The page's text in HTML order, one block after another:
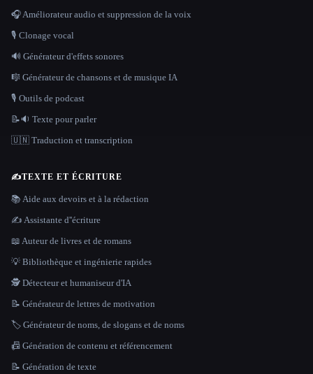
🎧 Améliorateur audio et suppression de la voix
🎙️ Clonage vocal
🔊 Générateur d'effets sonores
🎼 Générateur de chansons et de musique IA
🎙️ Outils de podcast
📝🔉 Texte pour parler
🇺🇳 Traduction et transcription
✍️TEXTE ET ÉCRITURE
📚 Aide aux devoirs et à la rédaction
✍️ Assistante d''écriture
📖 Auteur de livres et de romans
💡 Bibliothèque et ingénierie rapides
🕵️ Détecteur et humaniseur d'IA
📝 Générateur de lettres de motivation
🏷️ Générateur de noms, de slogans et de noms
📠 Génération de contenu et référencement
📝 Génération de texte